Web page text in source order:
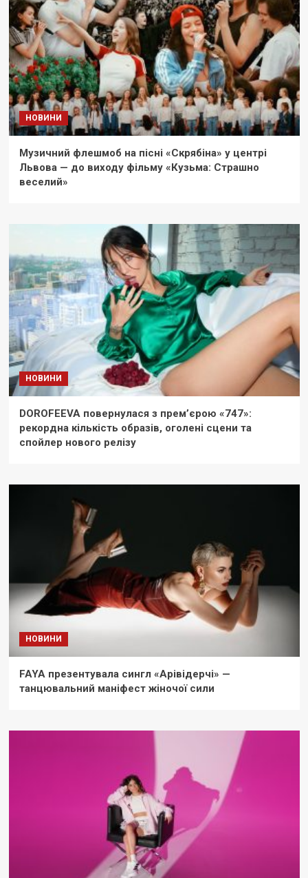
НОВИНИ
Музичний флешмоб на пісні «Скрябіна» у центрі
Львова — до виходу фільму «Кузьма: Страшно
веселий»
НОВИНИ
DOROFEEVA повернулася з прем’єрою «747»:
рекордна кількість образів, оголені сцени та
спойлер нового релізу
НОВИНИ
FAYA презентувала сингл «Арівідерчі» —
танцювальний маніфест жіночої сили